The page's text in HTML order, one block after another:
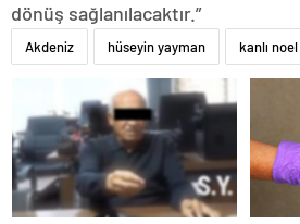
dönüş sağlanılacaktır.”
Akdeniz hüseyin yayman kanlı noel